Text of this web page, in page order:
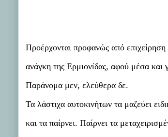
Προέρχονται προφανώς από επιχείρηση
ανάγκη της Ερμιονίδας, αφού μέσα
Παράνομα μεν, ελεύθερα δε.
Τα λάστιχα αυτοκινήτων τα μαζεύει
και τα παίρνει. Παίρνει τα